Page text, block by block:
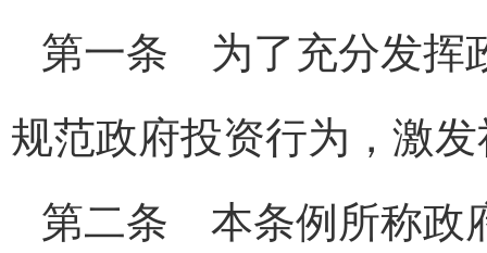
第一条 为了充分发挥
规范政府投资行为，激
第二条 本条例所称政